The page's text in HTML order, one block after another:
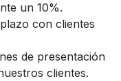
un 10%.
con clientes
de presentación
clientes.